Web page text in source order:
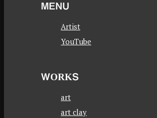
MENU
Artist
YouTube
WORKS
art
art clay